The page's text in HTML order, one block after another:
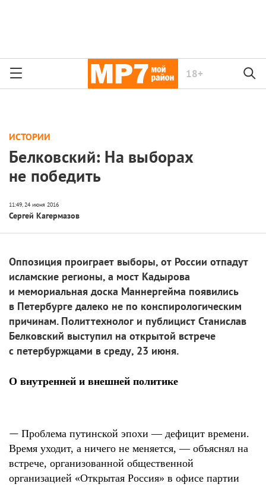
18+
ИСТОРИИ
Белковский: На выборах
не победить
Сергей Кагермазов
Оппозиция проиграет выборы, от России отпадут
исламские регионы, а мост Кадырова
и мемориальная доска Маннергейма появились
в Петербурге далеко не по конспирологическим
причинам. Политтехнолог и публицист Станислав
Белковский выступил на открытой встрече
с петербуржцами в среду, 23 июня.
О внутренней и внешней политике
— Проблема путинской эпохи — дефицит времени.
Время уходит, а ничего не меняется, — объяснял на
встрече, организованной общественной
организацией «Открытая Россия» в офисе партии